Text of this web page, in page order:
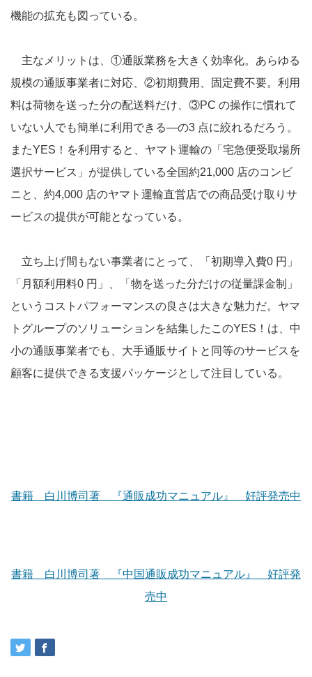
機能の拡充も図っている。
主なメリットは、①通販業務を大きく効率化。あらゆる
規模の通販事業者に対応、②初期費用、固定費不要。利用
料は荷物を送った分の配送料だけ、③PC の操作に慣れて
いない人でも簡単に利用できる―の3 点に絞れるだろう。
またYES！を利用すると、ヤマト運輸の「宅急便受取場所
選択サービス」が提供している全国約21,000 店のコンビ
ニと、約4,000 店のヤマト運輸直営店での商品受け取りサ
ービスの提供が可能となっている。
立ち上げ間もない事業者にとって、「初期導入費0 円」
「月額利用料0 円」、「物を送った分だけの従量課金制」
というコストパフォーマンスの良さは大きな魅力だ。ヤマ
トグループのソリューションを結集したこのYES！は、中
小の通販事業者でも、大手通販サイトと同等のサービスを
顧客に提供できる支援パッケージとして注目している。
書籍 白川博司著 『通販成功マニュアル』 好評発売中
書籍 白川博司著 『中国通販成功マニュアル』 好評発
売中